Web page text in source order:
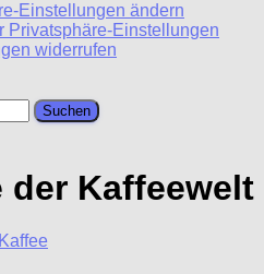
Einstellungen ändern
Privatsphäre-Einstellungen
widerrufen
der Kaffeewelt